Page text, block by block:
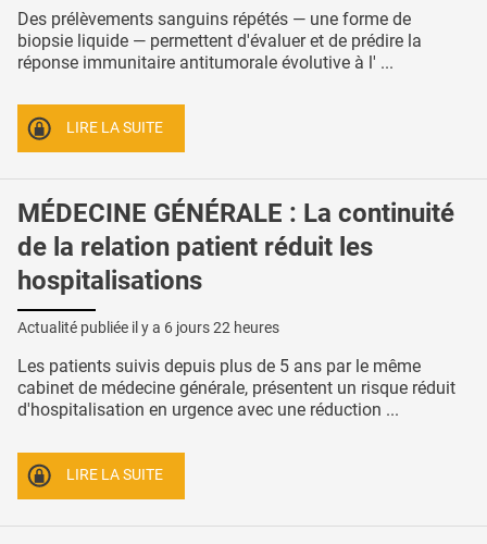
Des prélèvements sanguins répétés — une forme de
biopsie liquide — permettent d'évaluer et de prédire la
réponse immunitaire antitumorale évolutive à l' ...
LIRE LA SUITE
MÉDECINE GÉNÉRALE : La continuité
de la relation patient réduit les
hospitalisations
Actualité publiée il y a 6 jours 22 heures
Les patients suivis depuis plus de 5 ans par le même
cabinet de médecine générale, présentent un risque réduit
d'hospitalisation en urgence avec une réduction ...
LIRE LA SUITE